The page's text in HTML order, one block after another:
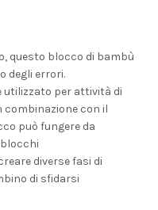
questo blocco di bambù
degli errori.
utilizzato per attività di
combinazione con il
può fungere da
diverse fasi di
di sfidarsi